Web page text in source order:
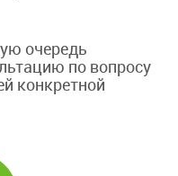
очередь
по вопросу
конкретной